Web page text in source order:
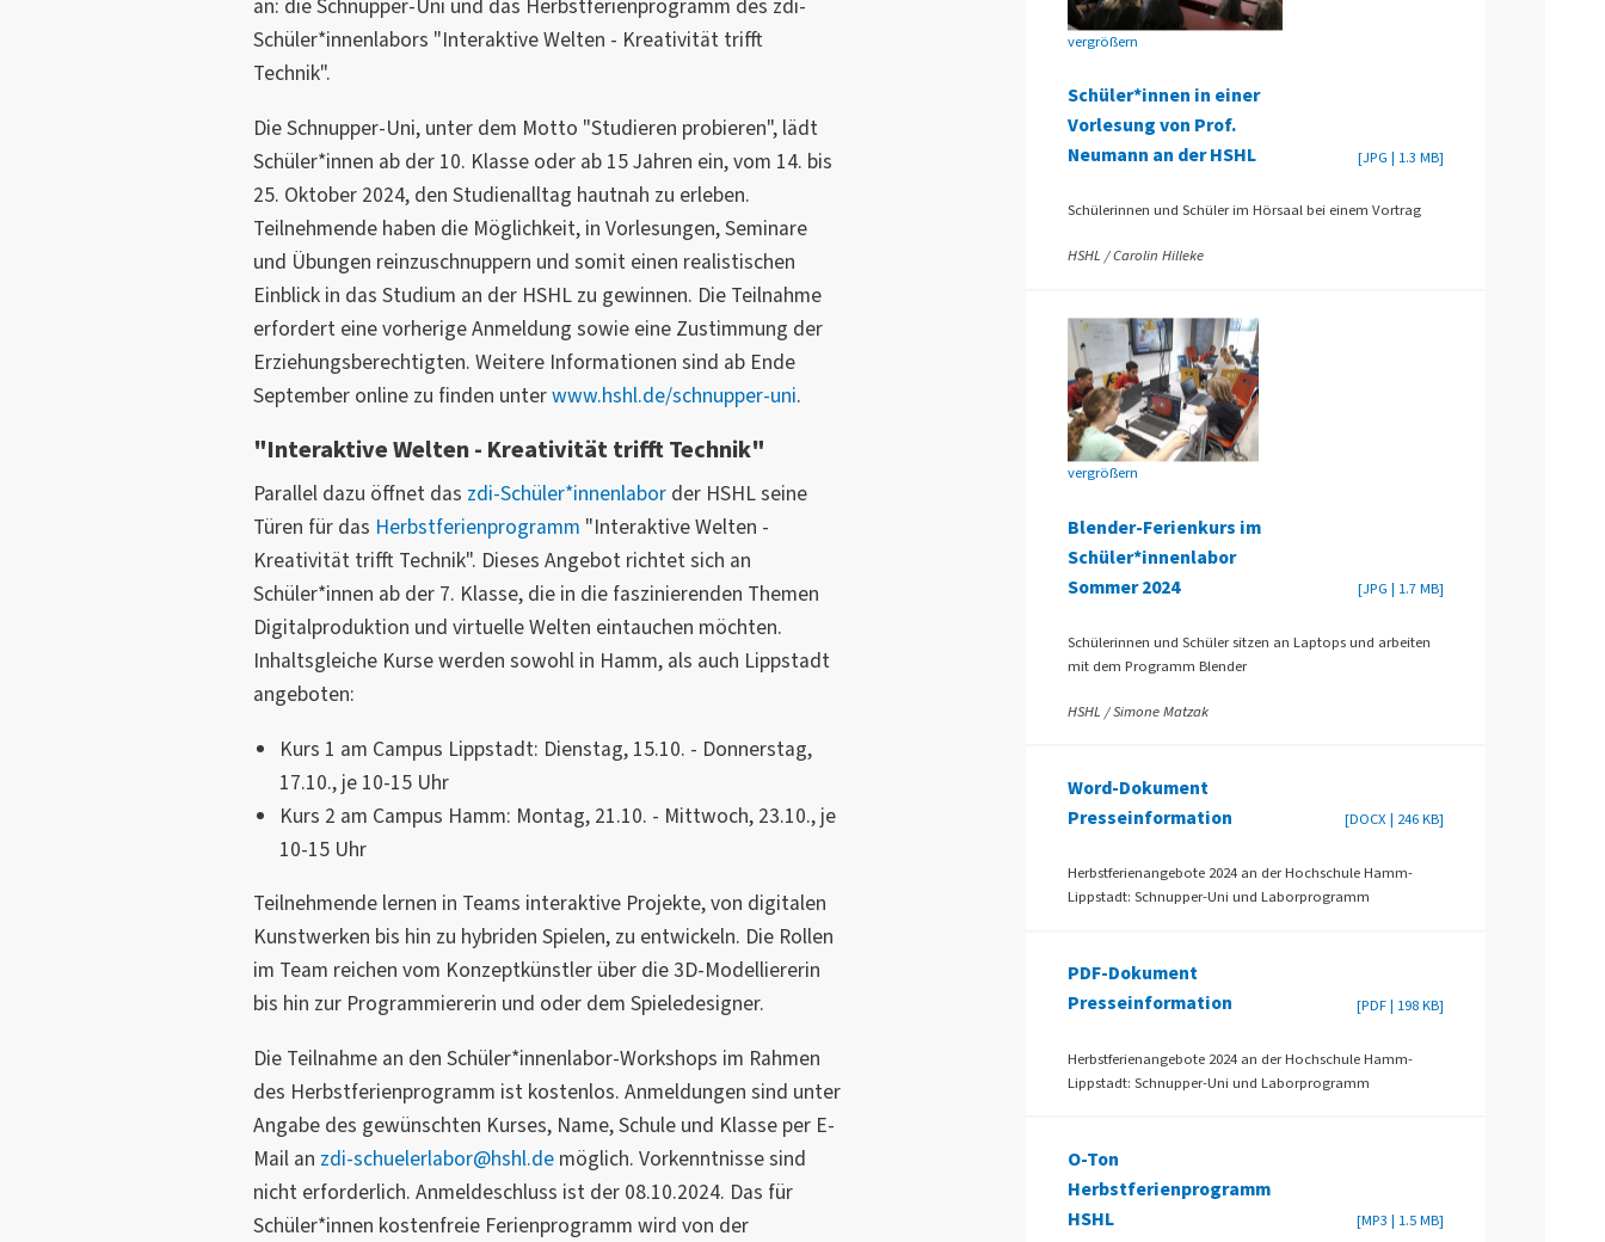
an: die Schnupper-Uni und das Herbstferienprogramm des zdi-
Schüler*innenlabors "Interaktive Welten - Kreativität trifft
Technik".
Die Schnupper-Uni, unter dem Motto "Studieren probieren", lädt
Schüler*innen ab der 10. Klasse oder ab 15 Jahren ein, vom 14. bis
25. Oktober 2024, den Studienalltag hautnah zu erleben.
Teilnehmende haben die Möglichkeit, in Vorlesungen, Seminare
und Übungen reinzuschnuppern und somit einen realistischen
Einblick in das Studium an der HSHL zu gewinnen. Die Teilnahme
erfordert eine vorherige Anmeldung sowie eine Zustimmung der
Erziehungsberechtigten. Weitere Informationen sind ab Ende
September online zu finden unterwww.hshl.de/schnupper-uni.
"Interaktive Welten - Kreativität trifft Technik"
Parallel dazu öffnet das zdi-Schüler*innenlaborder HSHL seine
Türen für das Herbstferienprogramm "Interaktive Welten -
Kreativität trifft Technik". Dieses Angebot richtet sich an
Schüler*innen ab der 7. Klasse, die in die faszinierenden Themen
Digitalproduktion und virtuelle Welten eintauchen möchten.
Inhaltsgleiche Kurse werden sowohl in Hamm, als auch Lippstadt
angeboten:
Kurs 1 am Campus Lippstadt: Dienstag, 15.10. - Donnerstag,
17.10., je 10-15 Uhr
Kurs 2 am Campus Hamm: Montag, 21.10. - Mittwoch, 23.10., je
10-15 Uhr
Teilnehmende lernen in Teams interaktive Projekte, von digitalen
Kunstwerken bis hin zu hybriden Spielen, zu entwickeln. Die Rollen
im Team reichen vom Konzeptkünstler über die 3D-Modelliererin
bis hin zur Programmiererin und oder dem Spieledesigner.
Die Teilnahme an den Schüler*innenlabor-Workshops im Rahmen
des Herbstferienprogramm ist kostenlos. Anmeldungen sind unter
Angabe des gewünschten Kurses, Name, Schule und Klasse per E-
Mail an zdi-schuelerlabor@hshl.demöglich. Vorkenntnisse sind
nicht erforderlich. Anmeldeschluss ist der 08.10.2024. Das für
Schüler*innen kostenfreie Ferienprogramm wird von der
vergrößern
Schüler*innen in einer
Vorlesung von Prof.
Neumann an der HSHL
[JPG | 1.3 MB]
Schülerinnen und Schüler im Hörsaal bei einem Vortrag
HSHL / Carolin Hilleke
vergrößern
Blender-Ferienkurs im
Schüler*innenlabor
Sommer 2024
[JPG | 1.7 MB]
Schülerinnen und Schüler sitzen an Laptops und arbeiten
mit dem Programm Blender
HSHL / Simone Matzak
Word-Dokument
Presseinformation
[DOCX | 246 KB]
Herbstferienangebote 2024 an der Hochschule Hamm-
Lippstadt: Schnupper-Uni und Laborprogramm
PDF-Dokument
Presseinformation
[PDF | 198 KB]
Herbstferienangebote 2024 an der Hochschule Hamm-
Lippstadt: Schnupper-Uni und Laborprogramm
O-Ton
Herbstferienprogramm
HSHL
[MP3 | 1.5 MB]